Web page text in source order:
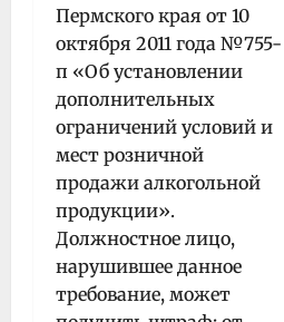
Пермского края от 10
октября 2011 года №755-
п «Об установлении
дополнительных
ограничений условий и
мест розничной
продажи алкогольной
продукции».
Должностное лицо,
нарушившее данное
требование, может